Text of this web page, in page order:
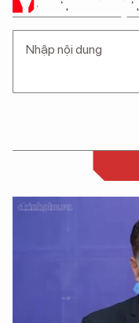
Ý KIẾN CỦA BẠN